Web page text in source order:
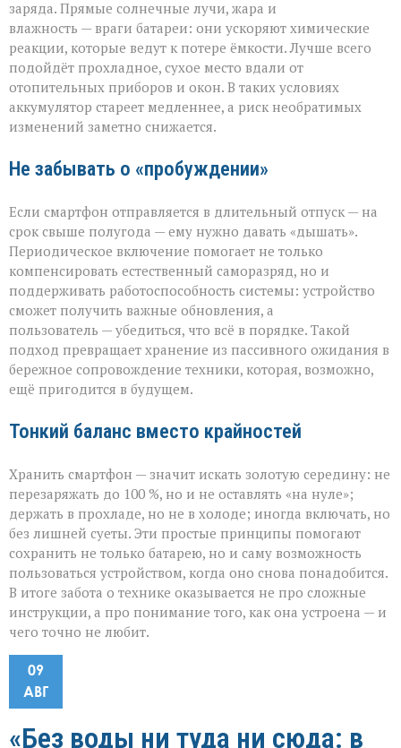
заряда. Прямые солнечные лучи, жара и
влажность — враги батареи: они ускоряют химические
реакции, которые ведут к потере ёмкости. Лучше всего
подойдёт прохладное, сухое место вдали от
отопительных приборов и окон. В таких условиях
аккумулятор стареет медленнее, а риск необратимых
изменений заметно снижается.
Не забывать о «пробуждении»
Если смартфон отправляется в длительный отпуск — на
срок свыше полугода — ему нужно давать «дышать».
Периодическое включение помогает не только
компенсировать естественный саморазряд, но и
поддерживать работоспособность системы: устройство
сможет получить важные обновления, а
пользователь — убедиться, что всё в порядке. Такой
подход превращает хранение из пассивного ожидания в
бережное сопровождение техники, которая, возможно,
ещё пригодится в будущем.
Тонкий баланс вместо крайностей
Хранить смартфон — значит искать золотую середину: не
перезаряжать до 100 %, но и не оставлять «на нуле»;
держать в прохладе, но не в холоде; иногда включать, но
без лишней суеты. Эти простые принципы помогают
сохранить не только батарею, но и саму возможность
пользоваться устройством, когда оно снова понадобится.
В итоге забота о технике оказывается не про сложные
инструкции, а про понимание того, как она устроена — и
чего точно не любит.
09
АВГ
«Без воды ни туда ни сюда: в